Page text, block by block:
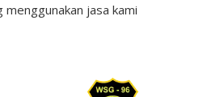
menggunakan jasa kami